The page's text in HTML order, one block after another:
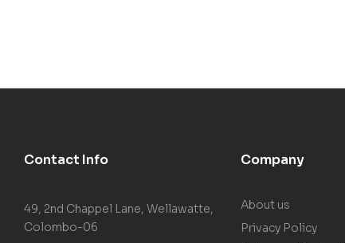
Contact Info
49, 2nd Chappel Lane, Wellawatte,
Colombo-06
Company
About us
Privacy Policy